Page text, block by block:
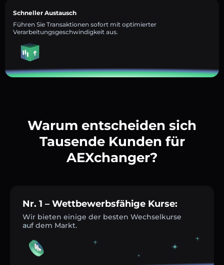
Schneller Austausch
Führen Sie Transaktionen sofort mit optimierter
Verarbeitungsgeschwindigkeit aus.
Warum entscheiden sich
Tausende Kunden für
AEXchanger?
Nr. 1 – Wettbewerbsfähige Kurse:
Wir bieten einige der besten Wechselkurse
auf dem Markt.